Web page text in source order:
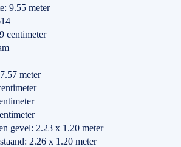
9.55 meter
centimeter
meter
gevel: 2.23 x 1.20 meter
2.26 x 1.20 meter